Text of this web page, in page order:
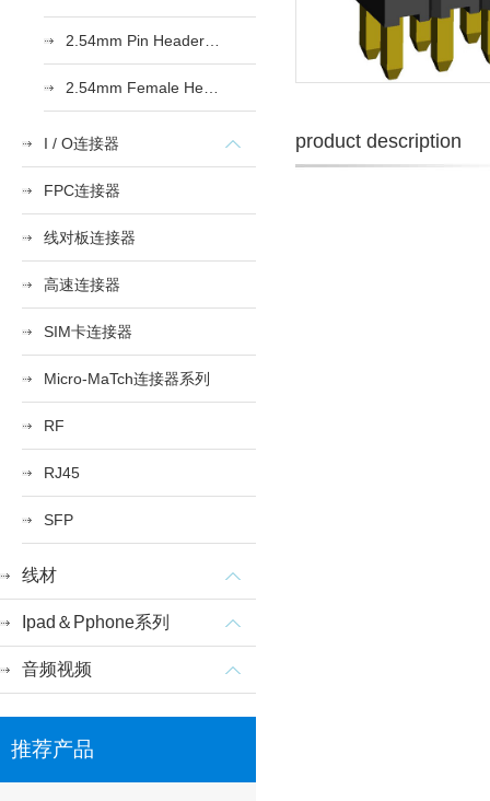
I / O连接器
FPC连接器
线对板连接器
高速连接器
SIM卡连接器
Micro-MaTch连接器系列
RF
RJ45
SFP
线材
Ipad＆Pphone系列
音频视频
推荐产品
product description